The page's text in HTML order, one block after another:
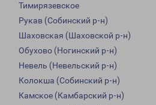
Тимирязевское
Рукав (Собинский р-н)
Шаховская (Шаховской р-н)
Обухово (Ногинский р-н)
Невель (Невельский р-н)
Колокша (Собинский р-н)
Камское (Камбарский р-н)